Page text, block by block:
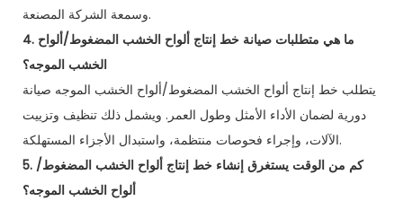
وسمعة الشركة المصنعة.
4. ما هي متطلبات صيانة خط إنتاج ألواح الخشب المضغوط/ألواح
الخشب الموجه؟
يتطلب خط إنتاج ألواح الخشب المضغوط/ألواح الخشب الموجه صيانة
دورية لضمان الأداء الأمثل وطول العمر. ويشمل ذلك تنظيف وتزييت
الآلات، وإجراء فحوصات منتظمة، واستبدال الأجزاء المستهلكة.
5. كم من الوقت يستغرق إنشاء خط إنتاج ألواح الخشب المضغوط/
ألواح الخشب الموجه؟